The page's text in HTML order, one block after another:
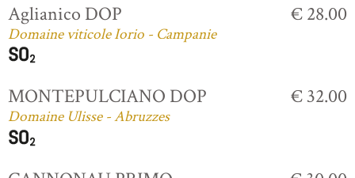
Aglianico DOP
Domaine viticole Iorio - Campanie
€ 28.00
MONTEPULCIANO DOP
Domaine Ulisse - Abruzzes
€ 32.00